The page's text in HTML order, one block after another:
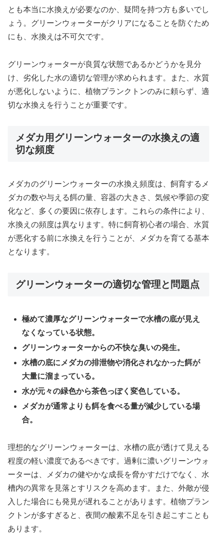
とも本当に水換えが必要なのか、疑問を持つ方も多いでし
ょう。グリーンウォーターがクリアになることを防ぐため
にも、水換えは不可欠です。
グリーンウォーターが良質な状態であるかどうかを見分
け、劣化した水の適切な管理が求められます。また、水質
が悪化しないように、植物プランクトンのみに頼らず、適
切な水換えを行うことが重要です。
メダカ用グリーンウォーターの水換えの適
切な頻度
メダカのグリーンウォーターの水換え頻度は、飼育するメ
ダカの数や与える餌の量、容器の大きさ、気候や季節の変
化など、多くの要因に依存します。これらの条件により、
水換えの頻度は異なります。特に飼育初心者の場合、水質
が悪化する前に水換えを行うことが、メダカを育てる基本
となります。
グリーンウォーターの適切な管理と問題点
極めて濃厚なグリーンウォーターで水槽の底が見え
なくなっている状態。
グリーンウォーターからの不快な臭いの発生。
水槽の底にメダカの排泄物や消化されなかった餌が
大量に溜まっている。
水が元々の緑色から茶色っぽく変色している。
メダカが通常よりも餌を食べる量が減少している場
合。
理想的なグリーンウォーターは、水槽の底が透けて見える
程度の軽い濃度であるべきです。過剰に濃いグリーンウォ
ーターは、メダカの健やかな成長を脅かすだけでなく、水
槽内の異常を見落とすリスクを高めます。また、外敵が侵
入した場合にも発見が遅れることがあります。植物プラン
クトンが多すぎると、夜間の酸素不足を引き起こすことも
あります。